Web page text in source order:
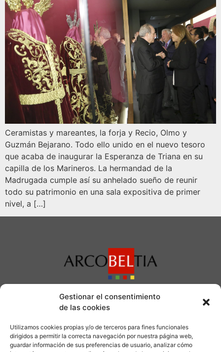
Gestionar el consentimiento
de las cookies
Utilizamos cookies propias y/o de terceros para fines funcionales
dirigidos a permitir la correcta navegación por nuestra página web,
guardar información de sus preferencias de usuario, analizar cómo
Ceramistas y mareantes, la forja y Recio, Olmo y
Guzmán Bejarano. Todo ello unido en el nuevo tesoro
que acaba de inaugurar la Esperanza de Triana en su
capilla de los Marineros. La hermandad de la
Madrugada cumple así su anhelado sueño de reunir
todo su patrimonio en una sala expositiva de primer
nivel, a […]
Información
gerencia@arcobeltia.com
C/ Alfareria nº 4